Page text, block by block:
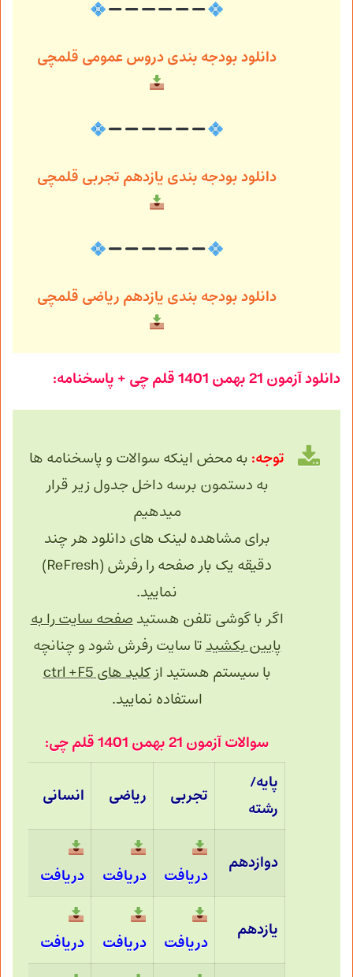
دانلود بودجه بندی دروس عمومی قلمچی
دانلود بودجه بندی یازدهم تجربی قلمچی
دانلود بودجه بندی یازدهم ریاضی قلمچی
دانلود آزمون 21 بهمن
توجه: به محض اینکه سوالات و پاسخنامه ها
به دستمون برسه داخل جدول زیر قرار
میدهیم
برای مشاهده لینک های دانلود هر چند
دقیقه یک بار صفحه را رفرش (ReFresh)
نمایید.
اگر با گوشی تلفن هستیدصفحه سایت را به
پایین بکشیدتا سایت رفرش شود و چنانچه
با سیستم هستید ازکلید های ctrl +F5
استفاده نمایید.
سوالات آزمون 21 بهمن 1401 قلم چی:
پایه/
رشته
تجربی ریاضی انسانی
دوازدهم
دریافت دریافت دریافت
یازدهم
دریافت دریافت دریافت